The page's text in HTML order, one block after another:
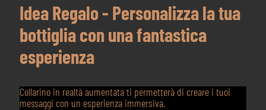
Idea Regalo - Personalizza la tua
bottiglia con una fantastica
esperienza
Collarino in realtà aumentata ti permetterà di creare i tuoi
messaggi con un esperienza immersiva.